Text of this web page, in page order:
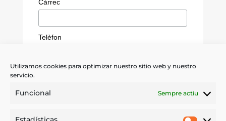
Utilizamos cookies para optimizar nuestro sitio web y nuestro
servicio.
Funcional Sempre actiu
Càrrec
Telèfon